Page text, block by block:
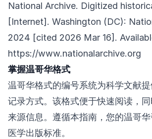
National Archive. Digitized
[Internet]. Washington (DC):
2024 [cited 2026 Mar 16].
https://www.nationalarchive.org
掌握温哥华格式
温哥华格式的编号系统为科学文献
记录方式。该格式便于快速阅读，
来源信息。遵循本指南，您的温哥
医学出版标准。